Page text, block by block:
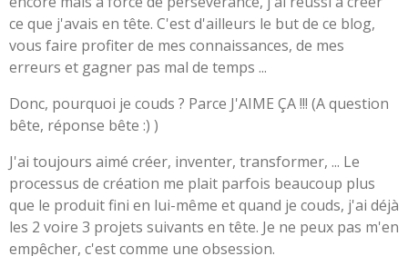
ce que j'avais en tête. C'est d'ailleurs le but de ce blog,
vous faire profiter de mes connaissances, de mes
erreurs et gagner pas mal de temps ...
Donc, pourquoi je couds ? Parce J'AIME ÇA !!! (A question
bête, réponse bête :) )
J'ai toujours aimé créer, inventer, transformer, ... Le
processus de création me plait parfois beaucoup plus
que le produit fini en lui-même et quand je couds, j'ai déjà
les 2 voire 3 projets suivants en tête. Je ne peux pas m'en
empêcher, c'est comme une obsession.